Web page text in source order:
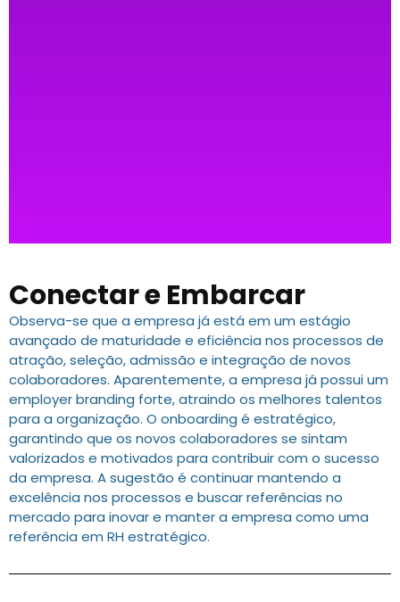
Conectar e Embarcar
Observa-se que a empresa já está em um estágio
avançado de maturidade e eficiência nos processos de
atração, seleção, admissão e integração de novos
colaboradores. Aparentemente, a empresa já possui um
employer branding forte, atraindo os melhores talentos
para a organização. O onboarding é estratégico,
garantindo que os novos colaboradores se sintam
valorizados e motivados para contribuir com o sucesso
da empresa. A sugestão é continuar mantendo a
excelência nos processos e buscar referências no
mercado para inovar e manter a empresa como uma
referência em RH estratégico.